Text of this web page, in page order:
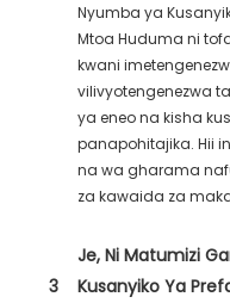
Nyumba ya
Mtoa Huduma ni
kwani
vilivyotengenezwa
ya eneo na kisha
panapohitajika. Hii
na wa gharama
za kawaida za
3
Je, Ni Matumizi
Kusanyiko Ya